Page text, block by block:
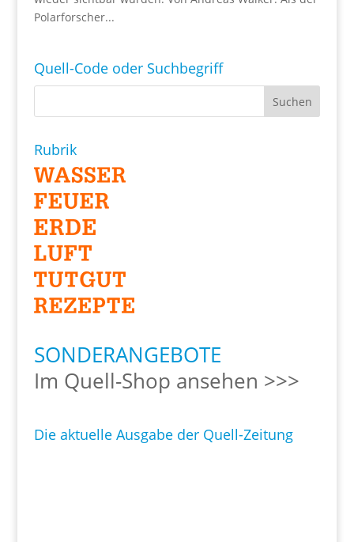
Polarforscher...
Quell-Code oder Suchbegriff
Rubrik
SONDERANGEBOTE
Im Quell-Shop ansehen >>>
Die aktuelle Ausgabe der Quell-Zeitung